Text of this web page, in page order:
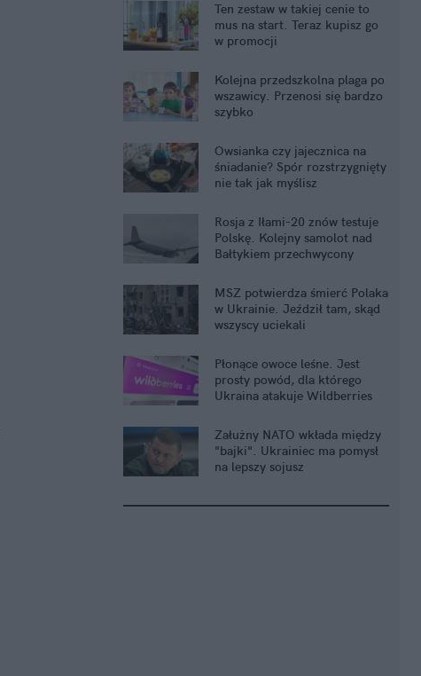
Ten zestaw w takiej cenie to
mus na start. Teraz kupisz go
w promocji
Kolejna przedszkolna plaga po
wszawicy. Przenosi się bardzo
szybko
Owsianka czy jajecznica na
śniadanie? Spór rozstrzygnięty
nie tak jak myślisz
Rosja z Iłami-20 znów testuje
Polskę. Kolejny samolot nad
Bałtykiem przechwycony
MSZ potwierdza śmierć Polaka
w Ukrainie. Jeździł tam, skąd
wszyscy uciekali
Płonące owoce leśne. Jest
prosty powód, dla którego
Ukraina atakuje Wildberries
Załużny NATO wkłada między
"bajki". Ukrainiec ma pomysł
na lepszy sojusz